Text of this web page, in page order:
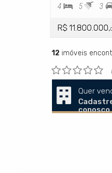
4 5 3
R$ 11.800.000,
12 imóveis
Quer
conosco